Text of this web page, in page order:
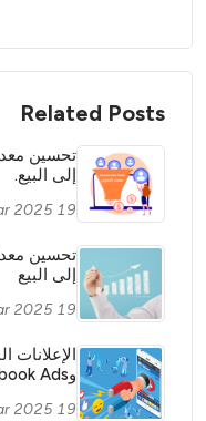
Related Posts
إلى البيع.
19 Mar 2025
إلى البيع
19 Mar 2025
وFacebook Ads
19 Mar 2025